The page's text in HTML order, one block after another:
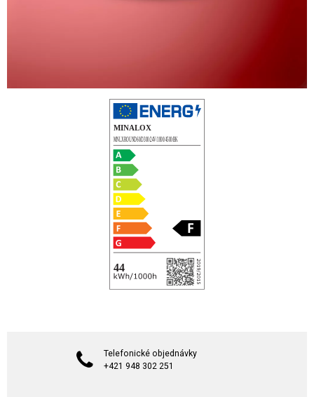
Telefonické objednávky
+421 948 302 251